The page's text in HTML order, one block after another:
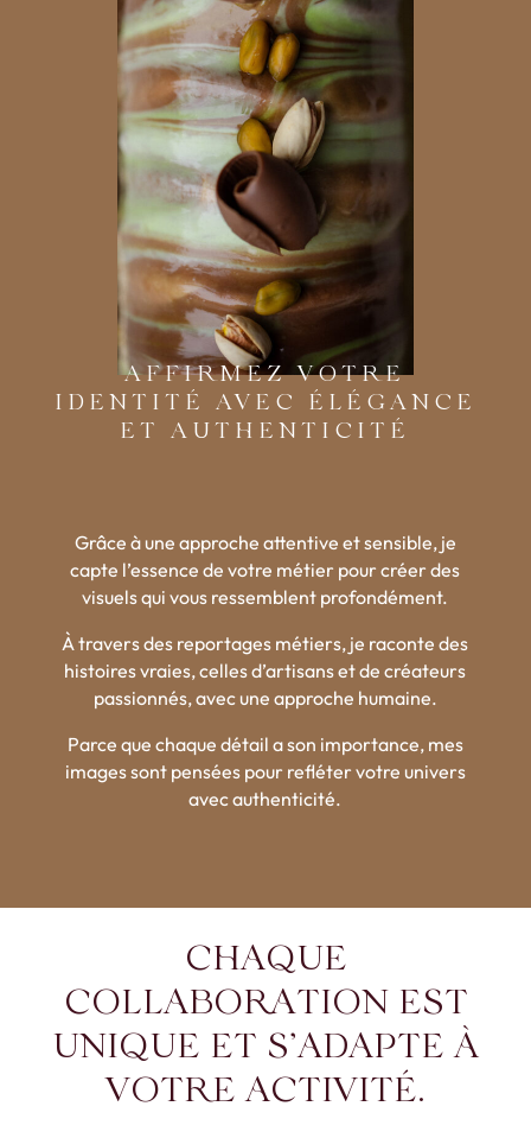
AFFIRMEZ VOTRE
IDENTITÉ AVEC ÉLÉGANCE
ET AUTHENTICITÉ
Grâce à une approche attentive et sensible, je
capte l’essence de votre métier pour créer des
visuels qui vous ressemblent profondément.
À travers des reportages métiers, je raconte des
histoires vraies, celles d’artisans et de créateurs
passionnés, avec une approche humaine.
Parce que chaque détail a son importance, mes
images sont pensées pour refléter votre univers
avec authenticité.
CHAQUE
COLLABORATION EST
UNIQUE ET S’ADAPTE À
VOTRE ACTIVITÉ.